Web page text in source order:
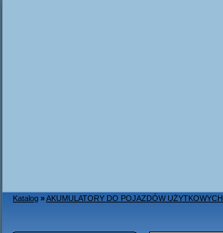
Katalog »AKUMULATORY DO POJAZDÓW UŻYTKOWYCH